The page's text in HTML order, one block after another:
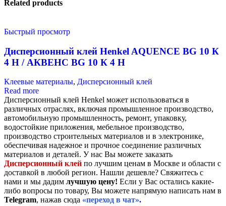
Related products
Быстрый просмотр
Дисперсионный клей Henkel AQUENCE BG 10 К
4 H / АКВЕНС BG 10 К 4 H
Клеевые материалы, Дисперсионный клей
Read more
Дисперсионный клей Henkel может использоваться в
различных отраслях, включая промышленное производство,
автомобильную промышленность, ремонт, упаковку,
водостойкие приложения, мебельное производство,
производство строительных материалов и в электронике,
обеспечивая надежное и прочное соединение различных
материалов и деталей. У нас Вы можете заказать
Дисперсионный клей по лучшим ценам в Москве и области с
доставкой в любой регион. Нашли дешевле? Свяжитесь с
нами и мы дадим лучшую цену! Если у Вас остались какие-
либо вопросы по товару, Вы можете напрямую написать нам в
Telegram, нажав сюда «переход в чат».